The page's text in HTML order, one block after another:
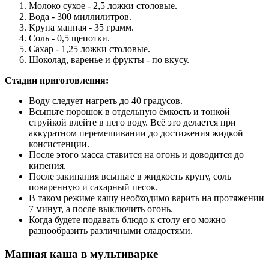
Молоко сухое - 2,5 ложки столовые.
Вода - 300 миллилитров.
Крупа манная - 35 грамм.
Соль - 0,5 щепотки.
Сахар - 1,25 ложки столовые.
Шоколад, варенье и фрукты - по вкусу.
Стадии приготовления:
Воду следует нагреть до 40 градусов.
Всыпьте порошок в отдельную ёмкость и тонкой
струйкой влейте в него воду. Всё это делается при
аккуратном перемешивании до достижения жидкой
консистенции.
После этого масса ставится на огонь и доводится до
кипения.
После закипания всыпьте в жидкость крупу, соль
поваренную и сахарный песок.
В таком режиме кашу необходимо варить на протяжении
7 минут, а после выключить огонь.
Когда будете подавать блюдо к столу его можно
разнообразить различными сладостями.
Манная каша в мультиварке